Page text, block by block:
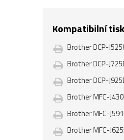
Kompatibilní
Brother DCP-
Brother DCP-
Brother DCP-
Brother MFC-
Brother MFC-
Brother MFC-